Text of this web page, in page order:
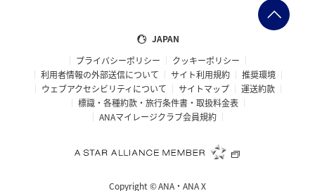
JAPAN
プライバシーポリシー
クッキーポリシー
利用者情報の外部送信について
サイト利用規約
推奨環境
ウェブアクセシビリティについて
サイトマップ
運送約款
標識・各種約款・旅行条件書・取扱料金表
ANAマイレージクラブ会員規約
Copyright ©ANA・ANA X